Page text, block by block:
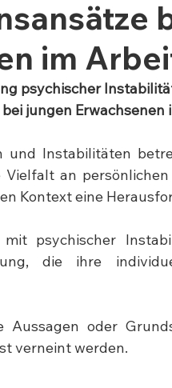
im
psychischer
jungen Erwachsenen
und Instabilitäten
Vielfalt an
Kontext eine
mit psychischer
die ihre
Aussagen oder
verneint werden.